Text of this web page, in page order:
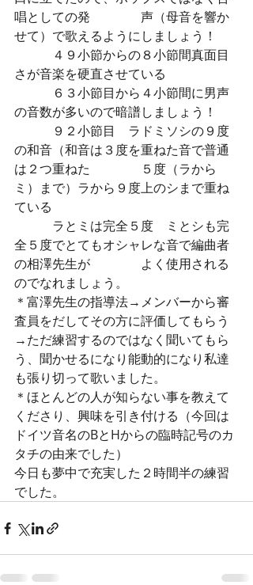
唱としての発　　　　声（母音を響か
せて）で歌えるようにしましょう！
４９小節からの８小節間真面目
さが音楽を硬直させている
６３小節目から４小節間に男声
の音数が多いので暗譜しましょう！
９２小節目　ラドミソシの９度
の和音（和音は３度を重ねた音で普通
は２つ重ねた　　　　５度（ラから
ミ）まで）ラから９度上のシまで重ね
ている
ラとミは完全５度　ミとシも完
全５度でとてもオシャレな音で編曲者
の相澤先生が　　　　よく使用される
のでなれましょう。
＊富澤先生の指導法→メンバーから審
査員をだしてその方に評価してもらう
→ただ練習するのではなく聞いてもら
う、聞かせるになり能動的になり私達
も張り切って歌いました。
＊ほとんどの人が知らない事を教えて
くださり、興味を引き付ける（今回は
ドイツ音名のBとHからの臨時記号のカ
タチの由来でした）
今日も夢中で充実した２時間半の練習
でした。